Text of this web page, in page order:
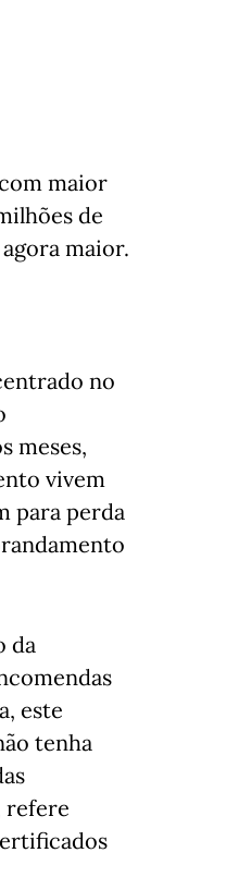
maior
de
maior.
no
meses,
vivem
para perda
da
este
tenha
refere